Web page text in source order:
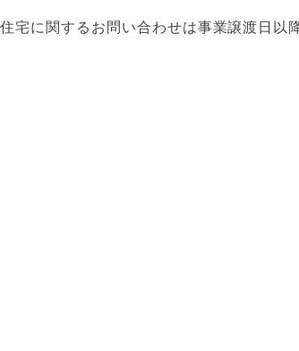
宅に関するお問い合わせは事業譲渡日以